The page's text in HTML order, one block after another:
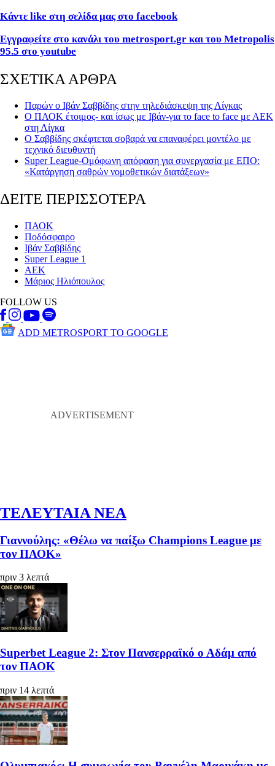
Κάντε like στη σελίδα μας στο facebook
Εγγραφείτε στο κανάλι του metrosport.gr και του Metropolis
95.5 στο youtube
ΣΧΕΤΙΚΑ ΑΡΘΡΑ
Παρών ο Ιβάν Σαββίδης στην τηλεδιάσκεψη της Λίγκας
Ο ΠΑΟΚ έτοιμος- και ίσως με Ιβάν-για το face to face με ΑΕΚ
στη Λίγκα
Ο Σαββίδης σκέφτεται σοβαρά να επαναφέρει μοντέλο με
τεχνικό διευθυντή
Super League-Ομόφωνη απόφαση για συνεργασία με ΕΠΟ:
«Κατάργηση σαθρών νομοθετικών διατάξεων»
ΔΕΙΤΕ ΠΕΡΙΣΣΟΤΕΡΑ
ΠΑΟΚ
Ποδόσφαιρο
Ιβάν Σαββίδης
Super League 1
ΑΕΚ
Μάριος Ηλιόπουλος
FOLLOW US
ADD METROSPORT TO GOOGLE
ΤΕΛΕΥΤΑΙΑ ΝΕΑ
Γιαννούλης: «Θέλω να παίξω Champions League με
τον ΠΑΟΚ»
πριν 3 λεπτά
Superbet League 2: Στον Πανσερραϊκό ο Αδάμ από
τον ΠΑΟΚ
πριν 14 λεπτά